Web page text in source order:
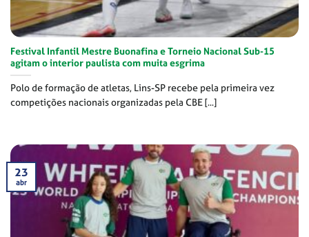
Festival Infantil Mestre Buonafina e Torneio Nacional Sub-15
agitam o interior paulista com muita esgrima
Polo de formação de atletas, Lins-SP recebe pela primeira vez
competições nacionais organizadas pela CBE [...]
23
abr